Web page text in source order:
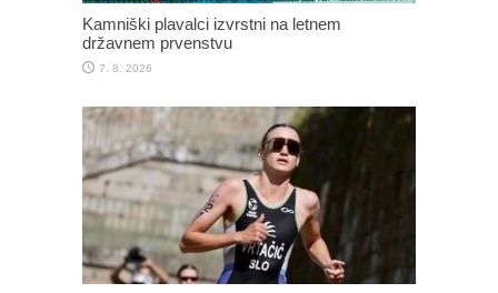
Kamniški plavalci izvrstni na letnem
državnem prvenstvu
7. 8. 2026